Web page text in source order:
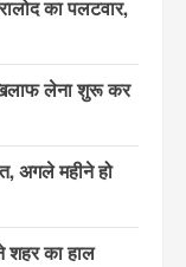
का पलटवार,
लेना शुरू कर
अगले महीने हो
शहर का हाल